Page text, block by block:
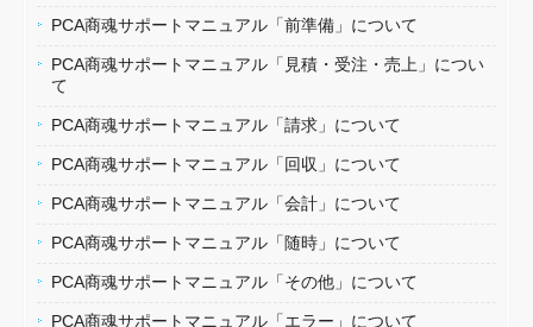
PCA商魂サポートマニュアル「前準備」について
PCA商魂サポートマニュアル「見積・受注・売上」につい
て
PCA商魂サポートマニュアル「請求」について
PCA商魂サポートマニュアル「回収」について
PCA商魂サポートマニュアル「会計」について
PCA商魂サポートマニュアル「随時」について
PCA商魂サポートマニュアル「その他」について
PCA商魂サポートマニュアル「エラー」について